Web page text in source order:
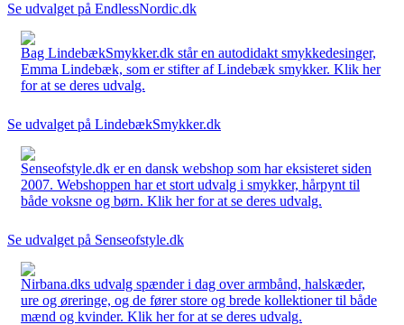
Se udvalget på EndlessNordic.dk
Bag LindebækSmykker.dk står en autodidakt smykkedesinger,
Emma Lindebæk, som er stifter af Lindebæk smykker. Klik her
for at se deres udvalg.
Se udvalget på LindebækSmykker.dk
Senseofstyle.dk er en dansk webshop som har eksisteret siden
2007. Webshoppen har et stort udvalg i smykker, hårpynt til
både voksne og børn. Klik her for at se deres udvalg.
Se udvalget på Senseofstyle.dk
Nirbana.dks udvalg spænder i dag over armbånd, halskæder,
ure og øreringe, og de fører store og brede kollektioner til både
mænd og kvinder. Klik her for at se deres udvalg.